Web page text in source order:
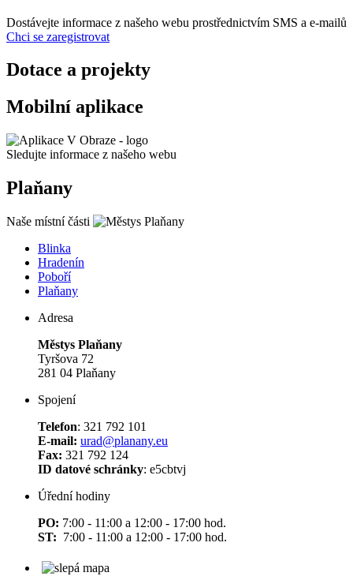
Dostávejte informace z našeho webu prostřednictvím SMS a e-mailů
Chci se zaregistrovat
Dotace a projekty
Mobilní aplikace
Sledujte informace z našeho webu
Plaňany
Naše místní části
Blinka
Hradenín
Poboří
Plaňany
Adresa
Městys Plaňany
Tyršova 72
281 04 Plaňany
Spojení
Telefon: 321 792 101
E-mail: urad@planany.eu
Fax: 321 792 124
ID datové schránky: e5cbtvj
Úřední hodiny
PO: 7:00 - 11:00 a 12:00 - 17:00 hod.
ST: 7:00 - 11:00 a 12:00 - 17:00 hod.